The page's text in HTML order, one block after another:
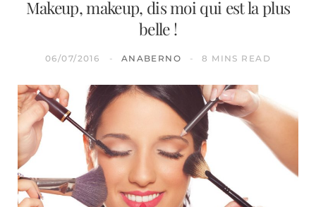
Makeup, makeup, dis moi qui est la plus
belle !
06/07/2016 ANABERNO 8 MINS READ